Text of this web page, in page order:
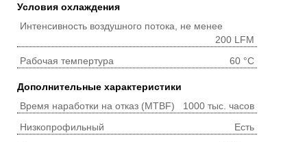
Условия охлаждения
Интенсивность воздушного потока, не менее
200 LFM
Рабочая темпертура
60 °C
Дополнительные характеристики
Время наработки на отказ (MTBF)
1000 тыс. часов
Низкопрофильный
Есть